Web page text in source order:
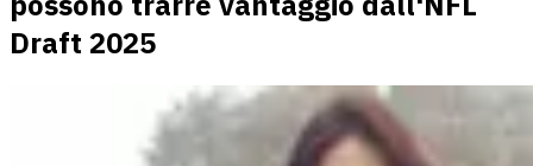
Draft 2025